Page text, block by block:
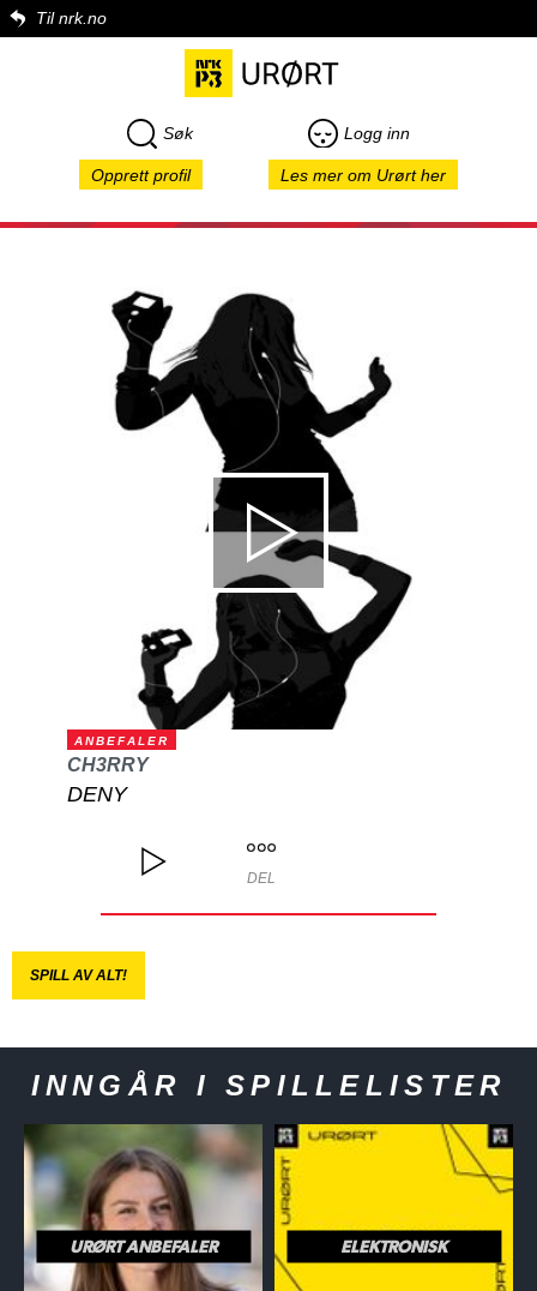
Til nrk.no
Søk Logg inn
Opprett profil Les mer om Urørt her
ANBEFALER
CH3RRY
DENY
DEL
SPILL AV ALT!
INNGÅR I SPILLELISTER
URØRT ANBEFALER ELEKTRONISK